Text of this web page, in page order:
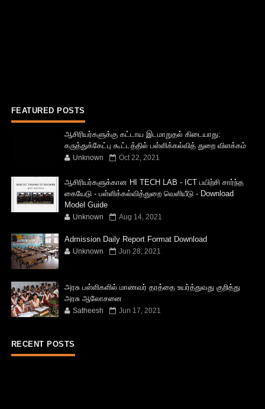
FEATURED POSTS
ஆசிரியர்களுக்கு கட்டாய இடமாறுதல் கிடையாது:
கருத்துக்கேட்பு கூட்டத்தில் பள்ளிக்கல்வித் துறை விளக்கம்
Unknown Oct 22, 2021
ஆசிரியர்களுக்கான HI TECH LAB - ICT பயிற்சி சார்ந்த
கையேடு - பள்ளிக்கல்வித்துறை வெளியீடு - Download
Model Guide
Unknown Aug 14, 2021
Admission Daily Report Format Download
Unknown Jun 28, 2021
அரசு பள்ளிகளில் மாணவர் தரத்தை உயர்த்துவது குறித்து
அரசு ஆலோசனை
Satheesh Jun 17, 2021
RECENT POSTS